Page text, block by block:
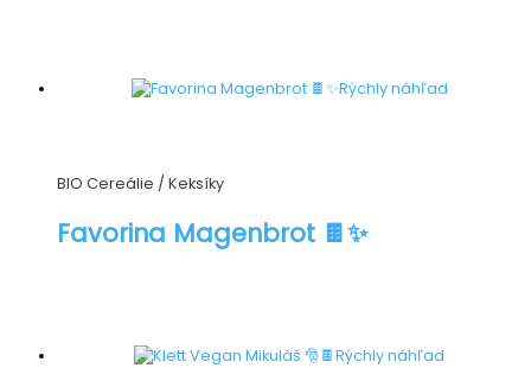
Rýchly náhľad
BIO Cereálie / Keksíky
Favorina Magenbrot 🍫✨
Rýchly náhľad